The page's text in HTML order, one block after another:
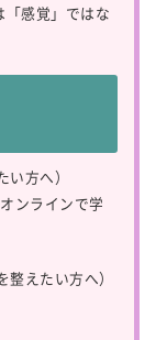
感覚」ではな
方へ）
ンラインで学
えたい方へ）